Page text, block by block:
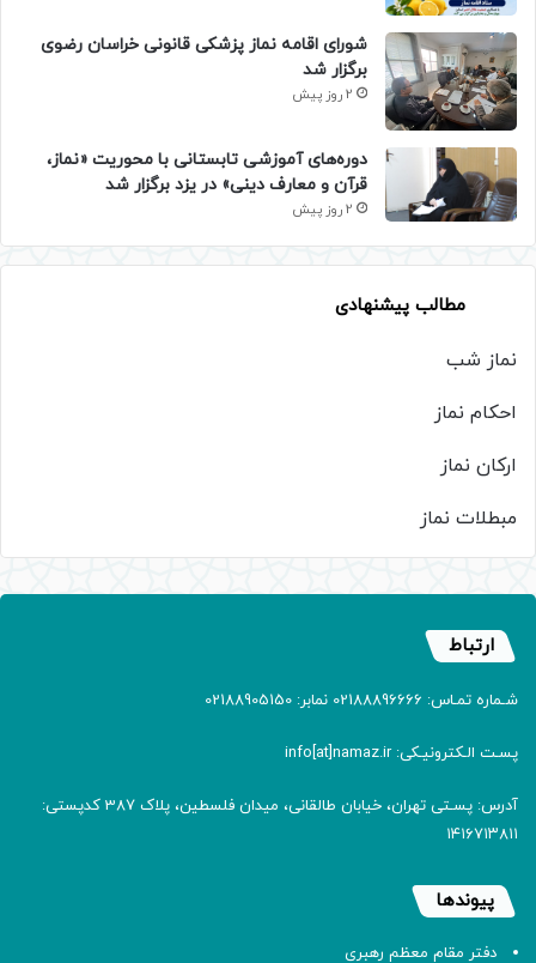
شورای اقامه نماز پزشکی قانونی خراسان رضوی
برگزار شد
2 روز پیش
دوره‌های آموزشی تابستانی با محوریت «نماز،
قرآن و معارف دینی» در یزد برگزار شد
2 روز پیش
مطالب پیشنهادی
نماز شب
احکام نماز
ارکان نماز
مبطلات نماز
ارتباط
شـماره تمـاس: 02188896666 نمابر: 02188905150
پسـت الـکترونیـکی: info[at]namaz.ir
آدرس: پسـتی تهران، خیابان طالقانی، میدان فلسطین، پلاک 387 کدپستی:
۱۴۱۶۷۱۳۸۱۱
پیوندها
دفتر مقام معظم رهبری